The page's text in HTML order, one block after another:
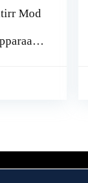
Mod
W,
Turkse